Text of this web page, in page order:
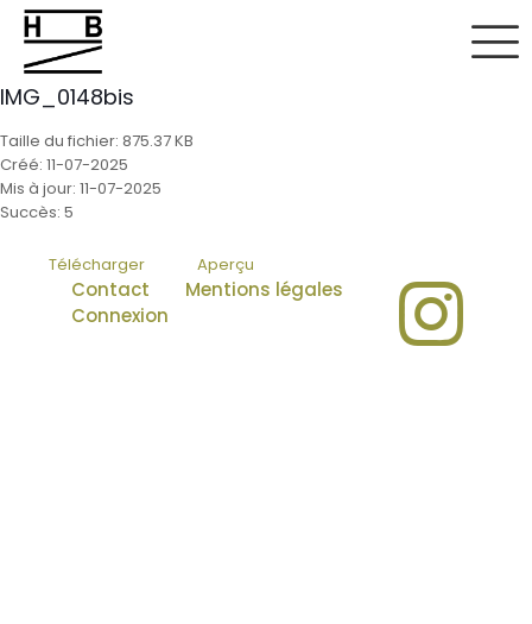
IMG_0148bis
Taille du fichier: 875.37 KB
Créé: 11-07-2025
Mis à jour: 11-07-2025
Succès: 5
Télécharger Aperçu
Contact
Mentions légales
Connexion